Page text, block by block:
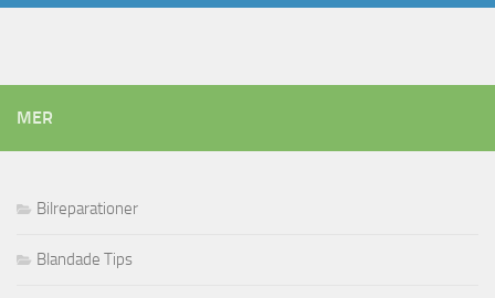
MER
Bilreparationer
Blandade Tips